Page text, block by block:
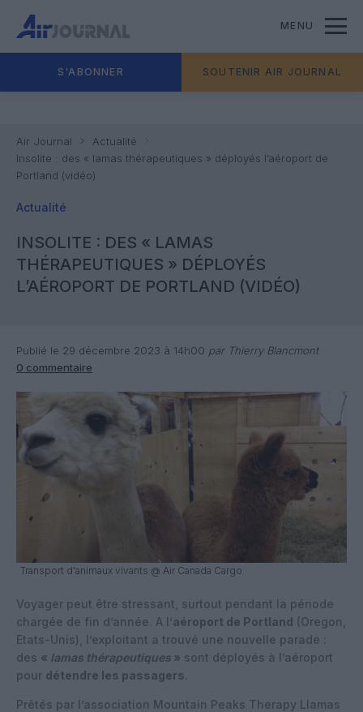
MENU
S'ABONNER SOUTENIR AIR JOURNAL
Air Journal
Actualité
Insolite : des « lamas thérapeutiques » déployés l’aéroport de
Portland (vidéo)
Actualité
INSOLITE : DES « LAMAS
THÉRAPEUTIQUES » DÉPLOYÉS
L’AÉROPORT DE PORTLAND (VIDÉO)
Publié le 29 décembre 2023 à 14h00 par Thierry Blancmont
0 commentaire
Transport d'animaux vivants @ Air Canada Cargo
Voyager peut être stressant, surtout pendant la période
chargée de fin d’année. A l’aéroport de Portland (Oregon,
Etats-Unis), l’exploitant a trouvé une nouvelle parade :
des « lamas thérapeutiques » sont déployés à l’aéroport
pour détendre les passagers.
Prêtés par l’association Mountain Peaks Therapy Llamas